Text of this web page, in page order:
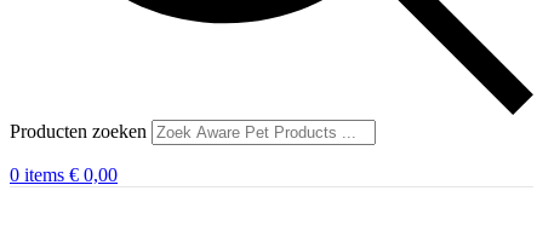
Producten zoeken
0 items € 0,00